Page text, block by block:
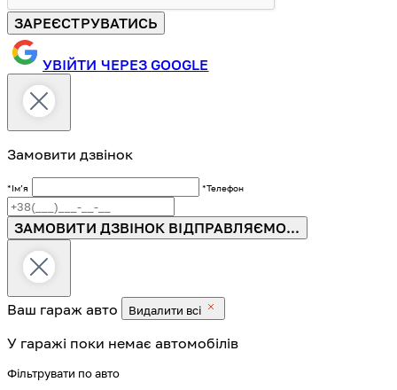
ЗАРЕЄСТРУВАТИСЬ
УВІЙТИ ЧЕРЕЗ GOOGLE
Замовити дзвінок
*Імʼя *Телефон
ЗАМОВИТИ ДЗВІНОК ВІДПРАВЛЯЄМО...
Ваш гараж авто Видалити всі
У гаражі поки немає автомобілів
Фільтрувати по авто